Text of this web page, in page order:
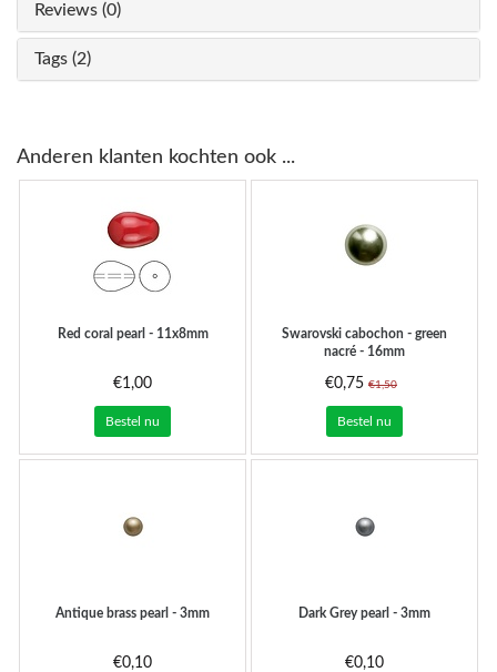
Reviews (0)
Tags (2)
Anderen klanten kochten ook ...
Red coral pearl - 11x8mm
€1,00
Bestel nu
Swarovski cabochon - green
nacré - 16mm
€0,75 €1,50
Bestel nu
Antique brass pearl - 3mm
€0,10
Dark Grey pearl - 3mm
€0,10